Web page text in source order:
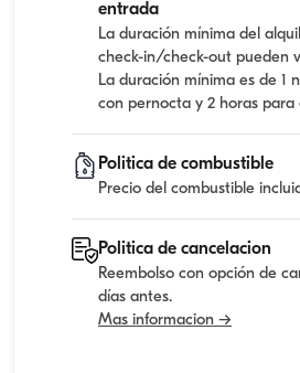
entrada
La duración mínima del
check-in/check-out pueden
La duración mínima es de 1
con pernocta y 2 horas para
Politica de combustible
Precio del combustible
Politica de cancelacion
Reembolso con opción de
días antes.
Mas informacion →